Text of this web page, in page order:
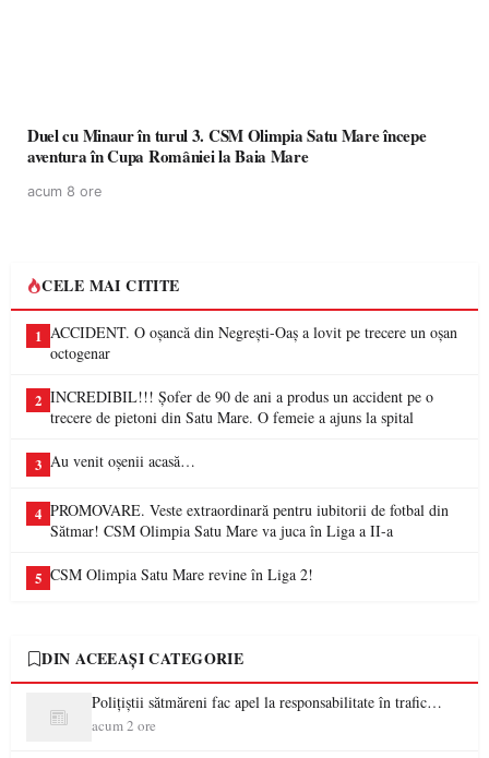
Duel cu Minaur în turul 3. CSM Olimpia Satu Mare începe
aventura în Cupa României la Baia Mare
acum 8 ore
CELE MAI CITITE
1 ACCIDENT. O oșancă din Negrești-Oaș a lovit pe trecere un oșan
octogenar
2 INCREDIBIL!!! Șofer de 90 de ani a produs un accident pe o
trecere de pietoni din Satu Mare. O femeie a ajuns la spital
3 Au venit oșenii acasă…
4 PROMOVARE. Veste extraordinară pentru iubitorii de fotbal din
Sătmar! CSM Olimpia Satu Mare va juca în Liga a II-a
5 CSM Olimpia Satu Mare revine în Liga 2!
DIN ACEEAȘI CATEGORIE
Polițiștii sătmăreni fac apel la responsabilitate în trafic…
acum 2 ore